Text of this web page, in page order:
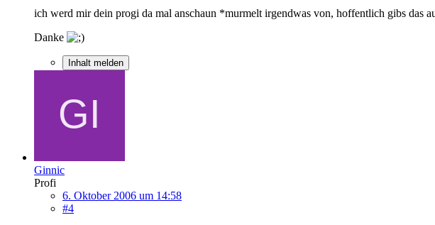
ich werd mir dein progi da mal anschaun *murmelt irgendwas von, hoffentlich gibs das
Danke
Inhalt melden
Ginnic
Profi
6. Oktober 2006 um 14:58
#4